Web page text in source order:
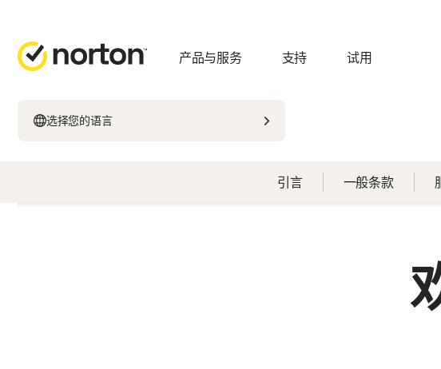
产品与服务 支持 试用
选择您的语言
引言 一般条款